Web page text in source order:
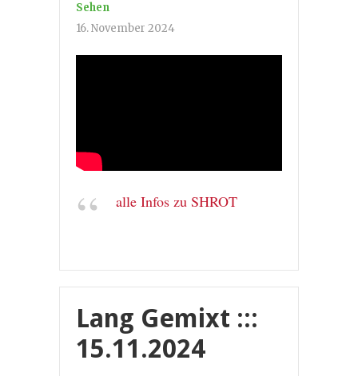
Sehen
16. November 2024
alle Infos zu SHROT
Lang Gemixt :::
15.11.2024